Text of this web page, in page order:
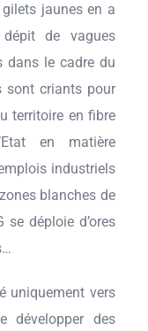
gilets jaunes en a
de vagues
dans le cadre du
sont criants pour
territoire en fibre
en matière
industriels
blanches de
déploie d’ores
uniquement vers
développer des